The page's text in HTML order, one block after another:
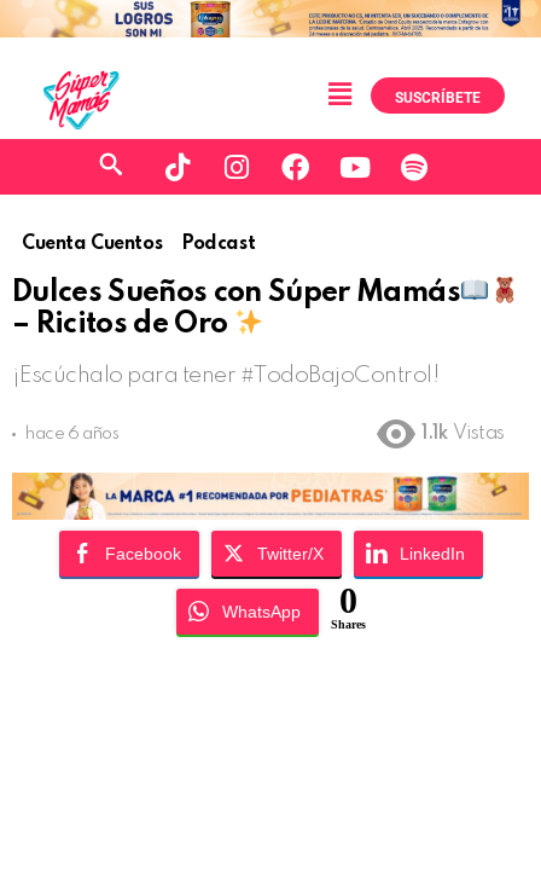
SUSCRÍBETE
Cuenta Cuentos Podcast
Dulces Sueños con Súper Mamás
– Ricitos de Oro
¡Escúchalo para tener #TodoBajoControl!
hace 6 años 1.1k Vistas
Facebook Twitter/X LinkedIn
WhatsApp 0
Shares